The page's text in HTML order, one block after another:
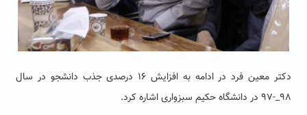
دکتر معین فرد در ادامه به افزایش ۱۶ درصدی جذب دانشجو در سال
۹۸_-۹۷ در دانشگاه حکیم سبزواری اشاره کرد.